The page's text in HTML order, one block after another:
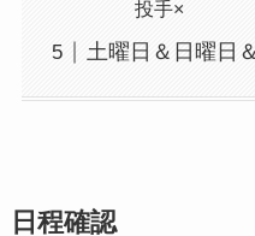
投手×
土曜日＆日曜日
日程確認